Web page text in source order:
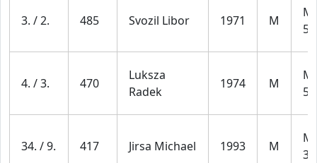
3. / 2. 485 Svozil Libor 1971 M
4. / 3. 470
Luksza
Radek
1974 M
34. / 9. 417 Jirsa Michael 1993 M